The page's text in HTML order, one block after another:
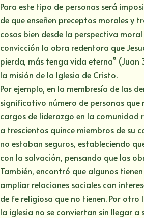
Para este tipo de personas será
de que enseñen preceptos morales y
cosas bien desde la perspectiva
convicción la obra redentora que
pierda, más tenga vida eterna” (Juan
la misión de la Iglesia de Cristo.
Por ejemplo, en la membresía de las
significativo número de personas
cargos de liderazgo en la comunidad
a trescientos quince miembros de su
no estaban seguros, estableciendo
con la salvación, pensando que las
También, encontró que algunos
ampliar relaciones sociales con
de fe religiosa que no tienen. Por
la iglesia no se conviertan sin llegar a